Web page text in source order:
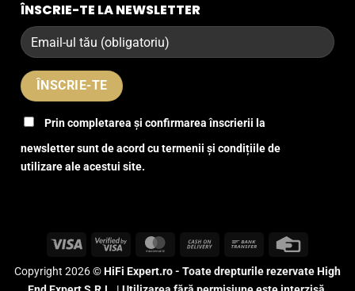
ÎNSCRIE-TE LA NEWSLETTER
Prin completarea și confirmarea înscrierii la
newsletter sunt de acord cu termenii și condițiile de
utilizare ale acestui site.
Visa
Visa
MasterCardCash
Delivery
Bank
Copyright 2026 ©HiFi Expert.ro - Toate drepturile rezervate High